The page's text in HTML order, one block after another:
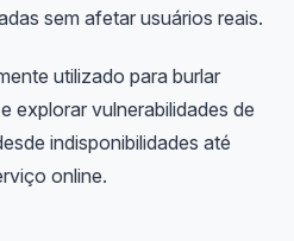
sem afetar usuários reais.
utilizado para burlar
explorar vulnerabilidades de
indisponibilidades até
online.